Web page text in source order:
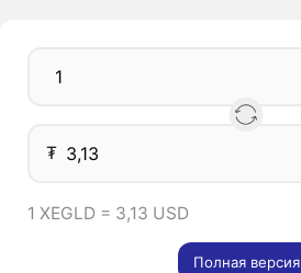
₮
1 XEGLD = 3,13 USD
Полная версия